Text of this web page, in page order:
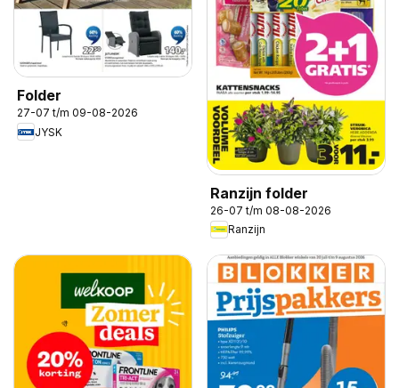
Folder
27-07 t/m 09-08-2026
JYSK
Ranzijn folder
26-07 t/m 08-08-2026
Ranzijn